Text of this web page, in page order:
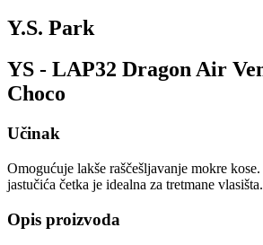
Y.S. Park
YS - LAP32 Dragon Air
Choco
Učinak
Omogućuje lakše raščešljavanje mokre
jastučića četka je idealna za tretmane vlasišta.
Opis proizvoda